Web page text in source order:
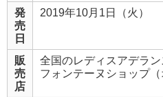
発
売
日
2019年10月1日（火）
販
売
店
全国のレディスアデラン
フォンテーヌショップ